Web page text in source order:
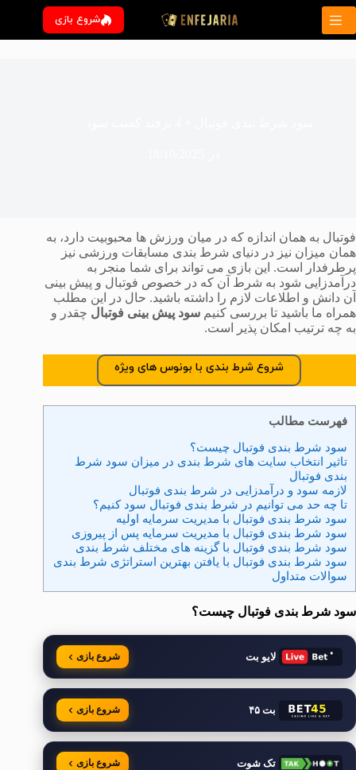
پرش
محتوا
شروع بازی
فوتبال به همان اندازه که در میان ورزش ها محبوبیت دارد، به
همان میزان نیز در دنیای شرط بندی مسابقات ورزشی نیز
پرطرفدار است. این بازی می تواند برای شما منجر به
درآمدزایی شود به شرط آن که در خصوص فوتبال و پیش بینی
آن دانش و اطلاعات لازم را داشته باشید. حال در این مطلب
همراه ما باشید تا بررسی کنیم سود پیش بینی فوتبال چقدر و
به چه ترتیب امکان پذیر است.
شروع شرط بندی با بونوس های ویژه
فهرست مطالب
سود شرط بندی فوتبال چیست؟
تاثیر انتخاب سایت های شرط بندی در میزان سود شرط
بندی فوتبال
لازمه سود و درآمدزایی در شرط بندی فوتبال
تا چه حد می توانیم در شرط بندی فوتبال سود کنیم؟
سود شرط بندی فوتبال با مدیریت سرمایه اولیه
سود شرط بندی فوتبال با مدیریت سرمایه پس از پیروزی
سود شرط بندی فوتبال با گزینه های مختلف شرط بندی
سود شرط بندی فوتبال با یافتن بهترین استراتژی شرط بندی
سوالات متداول
سود شرط بندی فوتبال چیست؟
لایو بت شروع بازی
بت ۴۵ شروع بازی
تک شوت شروع بازی